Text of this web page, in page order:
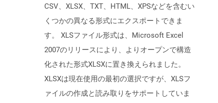
CSV、XLSX、TXT、HTML、XPSなどを含むい
くつかの異なる形式にエクスポートできま
す。 XLSファイル形式は、Microsoft Excel
2007のリリースにより、よりオープンで構造
化された形式XLSXに置き換えられました。
XLSXは現在使用の最初の選択ですが、XLSフ
ァイルの作成と読み取りをサポートしていま